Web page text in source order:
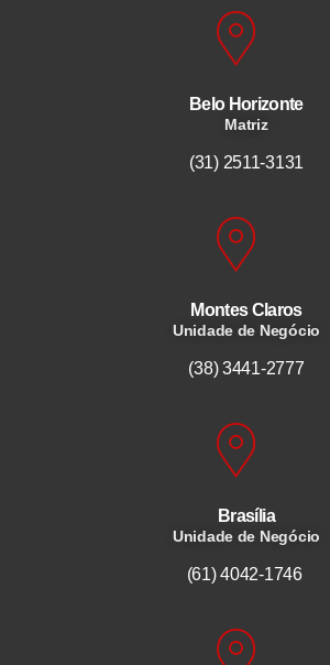
Belo Horizonte
Matriz
(31) 2511-3131
Montes Claros
Unidade de Negócio
(38) 3441-2777
Brasília
Unidade de Negócio
(61) 4042-1746